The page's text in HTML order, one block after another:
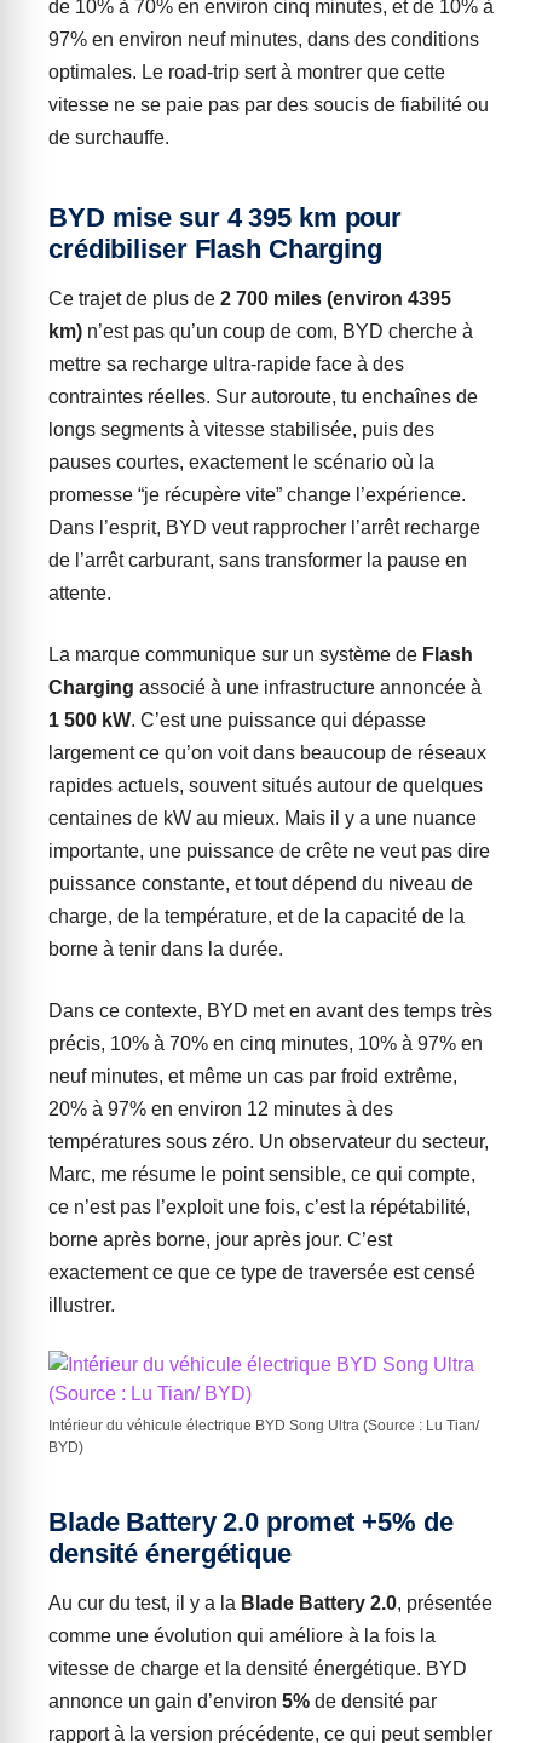
de 10% à 70% en environ cinq minutes, et de 10% à
97% en environ neuf minutes, dans des conditions
optimales. Le road-trip sert à montrer que cette
vitesse ne se paie pas par des soucis de fiabilité ou
de surchauffe.
BYD mise sur 4 395 km pour
crédibiliser Flash Charging
Ce trajet de plus de 2 700 miles (environ 4395
km) n’est pas qu’un coup de com, BYD cherche à
mettre sa recharge ultra-rapide face à des
contraintes réelles. Sur autoroute, tu enchaînes de
longs segments à vitesse stabilisée, puis des
pauses courtes, exactement le scénario où la
promesse “je récupère vite” change l’expérience.
Dans l’esprit, BYD veut rapprocher l’arrêt recharge
de l’arrêt carburant, sans transformer la pause en
attente.
La marque communique sur un système de Flash
Charging associé à une infrastructure annoncée à
1 500 kW. C’est une puissance qui dépasse
largement ce qu’on voit dans beaucoup de réseaux
rapides actuels, souvent situés autour de quelques
centaines de kW au mieux. Mais il y a une nuance
importante, une puissance de crête ne veut pas dire
puissance constante, et tout dépend du niveau de
charge, de la température, et de la capacité de la
borne à tenir dans la durée.
Dans ce contexte, BYD met en avant des temps très
précis, 10% à 70% en cinq minutes, 10% à 97% en
neuf minutes, et même un cas par froid extrême,
20% à 97% en environ 12 minutes à des
températures sous zéro. Un observateur du secteur,
Marc, me résume le point sensible, ce qui compte,
ce n’est pas l’exploit une fois, c’est la répétabilité,
borne après borne, jour après jour. C’est
exactement ce que ce type de traversée est censé
illustrer.
Intérieur du véhicule électrique BYD Song Ultra (Source : Lu Tian/
BYD)
Blade Battery 2.0 promet +5% de
densité énergétique
Au cur du test, il y a la Blade Battery 2.0, présentée
comme une évolution qui améliore à la fois la
vitesse de charge et la densité énergétique. BYD
annonce un gain d’environ 5% de densité par
rapport à la version précédente, ce qui peut sembler